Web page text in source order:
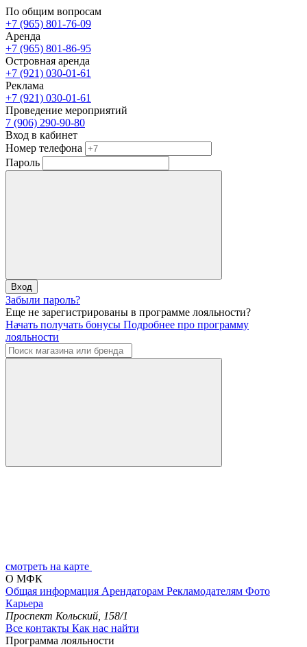
По общим вопросам
+7 (965) 801-76-09
Аренда
+7 (965) 801-86-95
Островная аренда
+7 (921) 030-01-61
Реклама
+7 (921) 030-01-61
Проведение мероприятий
7 (906) 290-90-80
Вход в кабинет
Номер телефона
Пароль
Вход
Забыли пароль?
Еще не зарегистрированы в программе лояльности?
Начать получать бонусы Подробнее про программу
лояльности
смотреть на карте
О МФК
Общая информация Арендаторам Рекламодателям Фото
Карьера
Проспект Кольский, 158/1
Все контакты Как нас найти
Программа лояльности